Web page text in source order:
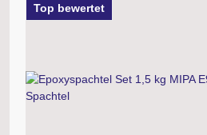
Top bewertet